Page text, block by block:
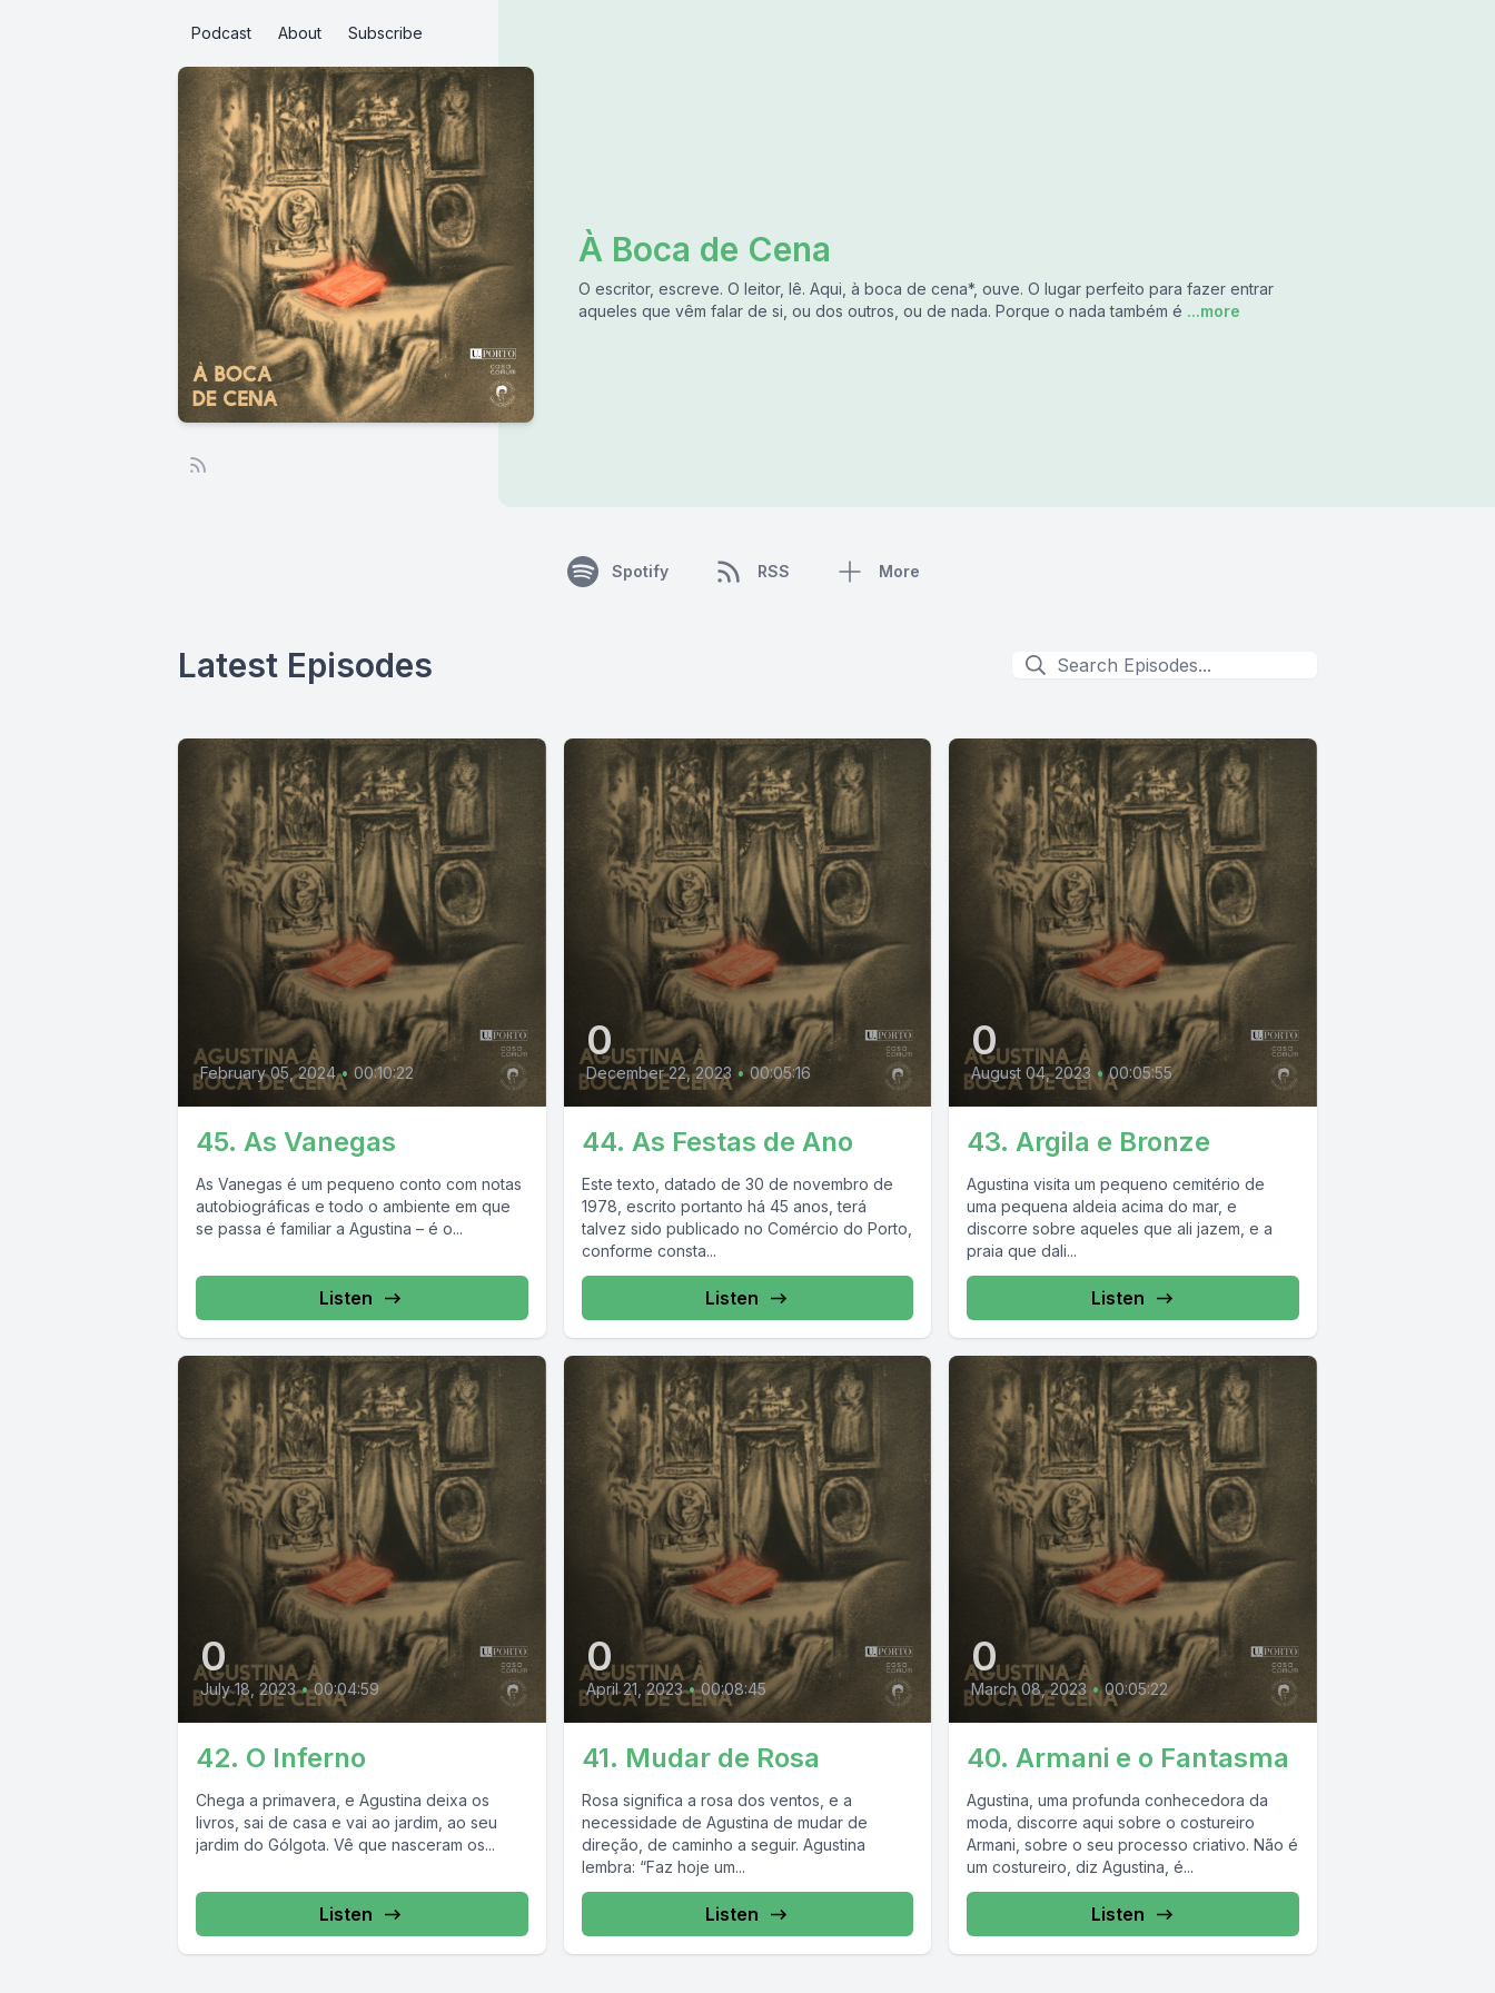
Podcast About Subscribe
À Boca de Cena
O escritor, escreve. O leitor, lê. Aqui, à boca de cena*, ouve. O lugar perfeito para fazer entrar
aqueles que vêm falar de si, ou dos outros, ou de nada. Porque o nada também é ...more
Spotify RSS More
Latest Episodes
February 05, 2024 • 00:10:22
45. As Vanegas
As Vanegas é um pequeno conto com notas
autobiográficas e todo o ambiente em que
se passa é familiar a Agustina – é o...
Listen
0
December 22, 2023 • 00:05:16
44. As Festas de Ano
Este texto, datado de 30 de novembro de
1978, escrito portanto há 45 anos, terá
talvez sido publicado no Comércio do Porto,
conforme consta...
Listen
0
August 04, 2023 • 00:05:55
43. Argila e Bronze
Agustina visita um pequeno cemitério de
uma pequena aldeia acima do mar, e
discorre sobre aqueles que ali jazem, e a
praia que dali...
Listen
0
July 18, 2023 • 00:04:59
42. O Inferno
Chega a primavera, e Agustina deixa os
livros, sai de casa e vai ao jardim, ao seu
jardim do Gólgota. Vê que nasceram os...
Listen
0
April 21, 2023 • 00:08:45
41. Mudar de Rosa
Rosa significa a rosa dos ventos, e a
necessidade de Agustina de mudar de
direção, de caminho a seguir. Agustina
lembra: “Faz hoje um...
Listen
0
March 08, 2023 • 00:05:22
40. Armani e o Fantasma
Agustina, uma profunda conhecedora da
moda, discorre aqui sobre o costureiro
Armani, sobre o seu processo criativo. Não é
um costureiro, diz Agustina, é...
Listen